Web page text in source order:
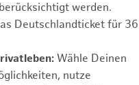
werden.
Deutschlandticket für 36
Wähle Deinen
nutze